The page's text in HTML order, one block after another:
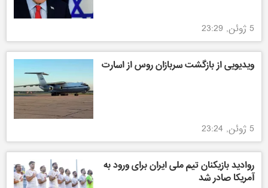
5 ژوئن, 23:29
ویدیویی از بازگشت سربازان روس از اسارت
5 ژوئن, 23:24
روادید بازیکنان تیم ملی ایران برای ورود به
آمریکا صادر شد